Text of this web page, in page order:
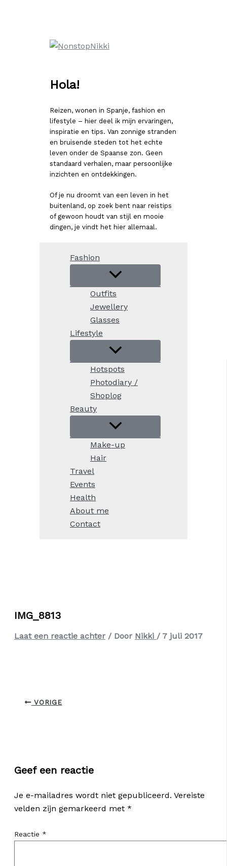
Hola!
Reizen, wonen in Spanje, fashion en
lifestyle – hier deel ik mijn ervaringen,
inspiratie en tips. Van zonnige stranden
en bruisende steden tot het echte
leven onder de Spaanse zon. Geen
standaard verhalen, maar persoonlijke
inzichten en ontdekkingen.
Of je nu droomt van een leven in het
buitenland, op zoek bent naar reistips
of gewoon houdt van stijl en mooie
dingen, je vindt het hier allemaal.
Fashion
Outfits
Jewellery
Glasses
Lifestyle
Hotspots
Photodiary /
Shoplog
Beauty
Make-up
Hair
Travel
Events
Health
About me
Contact
IMG_8813
Laat een reactie achter / Door Nikki / 7 juli 2017
VORIGE
Geef een reactie
Je e-mailadres wordt niet gepubliceerd. Vereiste
velden zijn gemarkeerd met *
Reactie *